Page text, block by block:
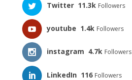
Twitter 11.3k Followers
youtube 1.4k Followers
instagram 4.7k Followers
LinkedIn 116 Followers